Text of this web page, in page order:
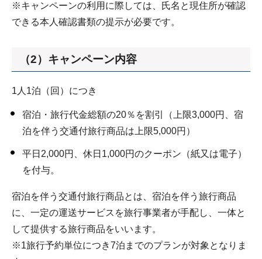
※キャンペーンの利用に際しては、氏名と現住所が確認
できる本人確認書類の提示が必要です。
（2）キャンペーン内容
1人1泊（回）につき
宿泊・旅行代金総額の20％を割引（上限3,000円、宿
泊を伴う交通付旅行商品は上限5,000円）
平日2,000円、休日1,000円のクーポン（紙又は電子）
を付与。
宿泊を伴う交通付旅行商品とは、宿泊を伴う旅行商品
に、一定の運送サービスを旅行事業者が手配し、一体と
して提供する旅行商品をいいます。
※1旅行予約単位につき7泊までのプランが対象となりま